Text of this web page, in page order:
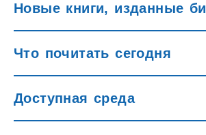
Новые книги, изданные
Что почитать сегодня
Доступная среда